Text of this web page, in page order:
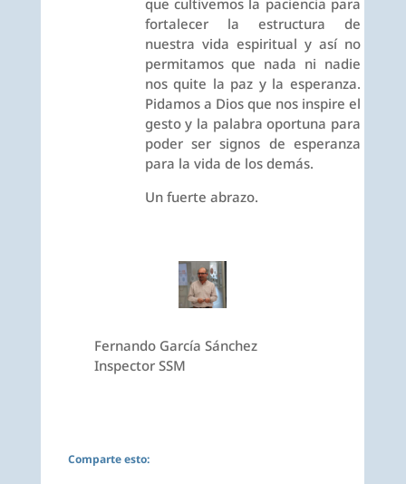
fortalecer la estructura de
nuestra vida espiritual y así no
permitamos que nada ni nadie
nos quite la paz y la esperanza.
Pidamos a Dios que nos inspire el
gesto y la palabra oportuna para
poder ser signos de esperanza
para la vida de los demás.
Un fuerte abrazo.
Fernando García Sánchez
Inspector SSM
Comparte esto: